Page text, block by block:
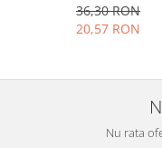
36,30 RON
20,57 RON
Nu rata